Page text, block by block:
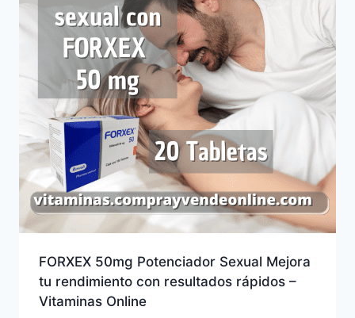
FORXEX 50mg Potenciador Sexual Mejora
tu rendimiento con resultados rápidos –
Vitaminas Online